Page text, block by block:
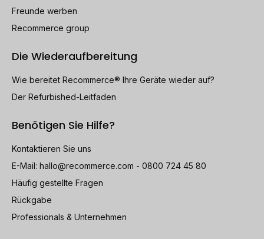
Freunde werben
Recommerce group
Die Wiederaufbereitung
Wie bereitet Recommerce® Ihre Geräte wieder auf?
Der Refurbished-Leitfaden
Benötigen Sie Hilfe?
Kontaktieren Sie uns
E-Mail: hallo@recommerce.com - 0800 724 45 80
Häufig gestellte Fragen
Rückgabe
Professionals & Unternehmen